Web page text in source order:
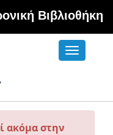
Βιβλιοθήκη
Toggle
ακόμα στην